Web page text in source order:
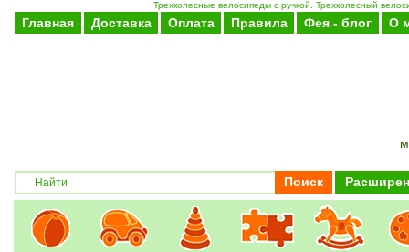
Трехколесные велосипеды с ручкой. Трехколесный
Главная Доставка Оплата Правила Фея - блог О
Поиск